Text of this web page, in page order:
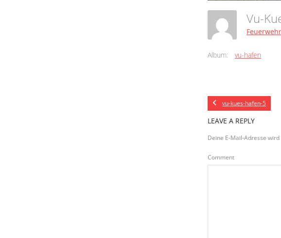
Vu-
Feuerwehr
Album: vu-hafen
vu-kues-hafen-5
LEAVE A REPLY
Deine E-Mail-Adresse
Comment